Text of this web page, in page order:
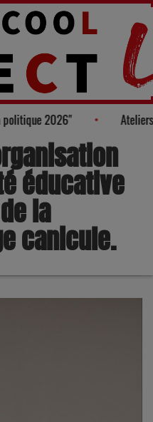
de la politique 2026"
éducative
la
canicule.